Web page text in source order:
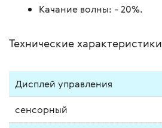
Качание волны: - 20%.
Технические характеристики
Дисплей управления
сенсорный